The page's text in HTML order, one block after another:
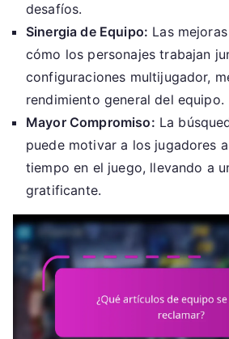
desafíos.
Sinergia de Equipo: Las
cómo los personajes trabajan
configuraciones multijugador,
rendimiento general del equipo.
Mayor Compromiso: La
puede motivar a los jugadores
tiempo en el juego, llevando a
gratificante.